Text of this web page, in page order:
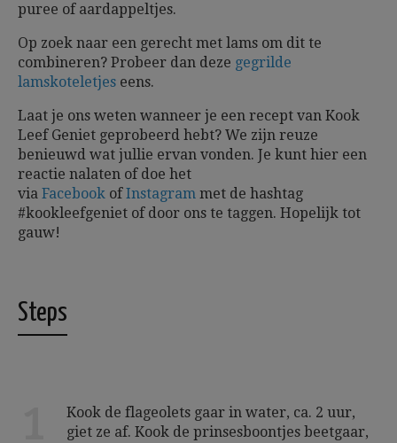
puree of aardappeltjes.
Op zoek naar een gerecht met lams om dit te
combineren? Probeer dan deze gegrilde
lamskoteletjes eens.
Laat je ons weten wanneer je een recept van Kook
Leef Geniet geprobeerd hebt? We zijn reuze
benieuwd wat jullie ervan vonden. Je kunt hier een
reactie nalaten of doe het
via Facebook ofInstagram met de hashtag
#kookleefgeniet of door ons te taggen. Hopelijk tot
gauw!
Steps
Kook de flageolets gaar in water, ca. 2 uur,
giet ze af. Kook de prinsesboontjes beetgaar,